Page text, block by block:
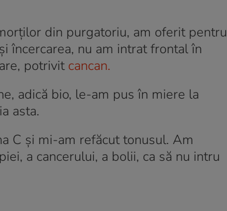
din purgatoriu, am oferit pentru
încercarea, nu am intrat frontal în
potrivit cancan.
adică bio, le-am pus în miere la
asta.
C şi mi-am refăcut tonusul. Am
a cancerului, a bolii, ca să nu intru